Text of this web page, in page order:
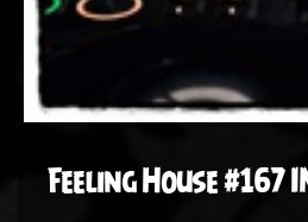
Feeling House #167